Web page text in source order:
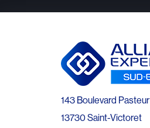
143 Boulevard Pasteur
13730 Saint-Victoret